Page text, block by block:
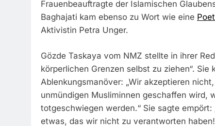
Frauenbeauftragte der Islamischen
Baghajati kam ebenso zu Wort wie eine
Aktivistin Petra Unger.
Gözde Taskaya vom NMZ stellte in ihrer
körperlichen Grenzen selbst zu ziehen“.
Ablenkungsmanöver: „Wir akzeptieren
unmündigen Musliminnen geschaffen wird,
totgeschwiegen werden.“ Sie sagte
etwas, das wir nicht zu verantworten